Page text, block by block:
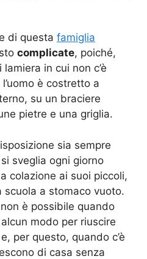
di questa famiglia
complicate, poiché,
in cui non c’è
è costretto a
su un braciere
pietre e una griglia.
sia sempre
si sveglia ogni giorno
colazione ai suoi piccoli,
a stomaco vuoto.
è possibile quando
modo per riuscire
per questo, quando c’è
di casa senza